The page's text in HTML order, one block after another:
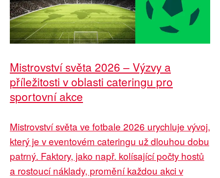
Mistrovství světa 2026 – Výzvy a
příležitosti v oblasti cateringu pro
sportovní akce
Mistrovství světa ve fotbale 2026 urychluje vývoj,
který je v eventovém cateringu už dlouhou dobu
patrný. Faktory, jako např. kolísající počty hostů
a rostoucí náklady, promění každou akci v